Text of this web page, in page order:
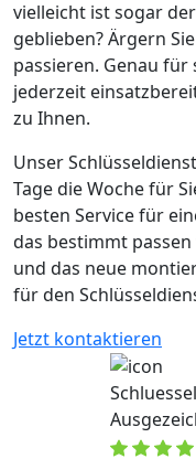
vielleicht ist sogar
geblieben? Ärgern
passieren. Genau
jederzeit
zu Ihnen.
Unser
Tage die Woche für
besten Service für
das bestimmt
und das neue
für den
Jetzt kontaktieren